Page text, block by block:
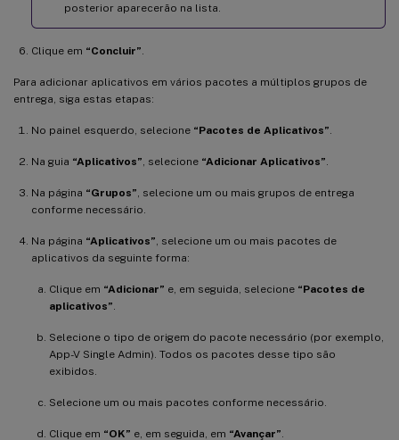
posterior aparecerão na lista.
Clique em “Concluir”
Para adicionar aplicativos em vários pacotes a múltiplos grupos de
entrega, siga estas etapas:
No painel esquerdo, selecione “Pacotes de Aplicativos”
Na guia “Aplicativos” , selecione “Adicionar Aplicativos”
Na página “Grupos” , selecione um ou mais grupos de entrega
conforme necessário.
Na página “Aplicativos” , selecione um ou mais pacotes de
aplicativos da seguinte forma:
Clique em “Adicionar” e, em seguida, selecione “Pacotes de
aplicativos”
Selecione o tipo de origem do pacote necessário (por exemplo,
App-V Single Admin). Todos os pacotes desse tipo são
exibidos.
Selecione um ou mais pacotes conforme necessário.
Clique em “OK” e, em seguida, em “Avançar”